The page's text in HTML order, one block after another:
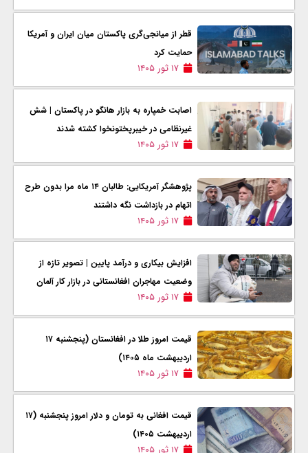
قطر از میانجی‌گری پاکستان میان ایران و آمریکا
حمایت کرد
۱۷ ثور ۱۴۰۵
اصابت خمپاره به بازار هانگو در پاکستان | شش
غیرنظامی در خیبرپختونخوا کشته شدند
۱۷ ثور ۱۴۰۵
پژوهشگر آمریکایی: طالبان ۱۴ ماه مرا بدون طرح
اتهام در بازداشت نگه داشتند
۱۷ ثور ۱۴۰۵
افزایش بیکاری و درآمد پایین | تصویر تازه از
وضعیت مهاجران افغانستانی در بازار کار آلمان
۱۷ ثور ۱۴۰۵
قیمت امروز طلا در افغانستان (پنجشنبه ۱۷
اردیبهشت ماه ۱۴۰۵)
۱۷ ثور ۱۴۰۵
قیمت افغانی به تومان و دلار امروز پنجشنبه (۱۷
اردیبهشت ۱۴۰۵)
۱۷ ثور ۱۴۰۵